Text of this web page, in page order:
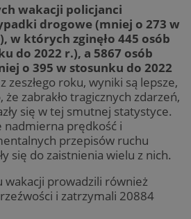
wakacji policjanci
drogowe (mniej o 273 w
w których zginęło 445 osób
do 2022 r.), a 5867 osób
o 395 w stosunku do 2022
zeszłego roku, wyniki są lepsze,
zabrakło tragicznych zdarzeń,
się w tej smutnej statystyce.
nadmierna prędkość i
przepisów ruchu
się do zaistnienia wielu z nich.
wakacji prowadzili również
i zatrzymali 20884